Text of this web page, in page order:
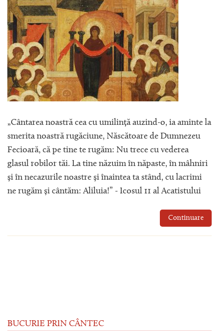
„Cântarea noastră cea cu umilință auzind-o, ia aminte la
smerita noastră rugăciune, Născătoare de Dumnezeu
Fecioară, că pe tine te rugăm: Nu trece cu vederea
glasul robilor tăi. La tine năzuim în năpaste, în mâhniri
și în necazurile noastre și înaintea ta stând, cu lacrimi
ne rugăm și cântăm: Aliluia!” - Icosul 11 al Acatistului
Continuare
BUCURIE PRIN CÂNTEC